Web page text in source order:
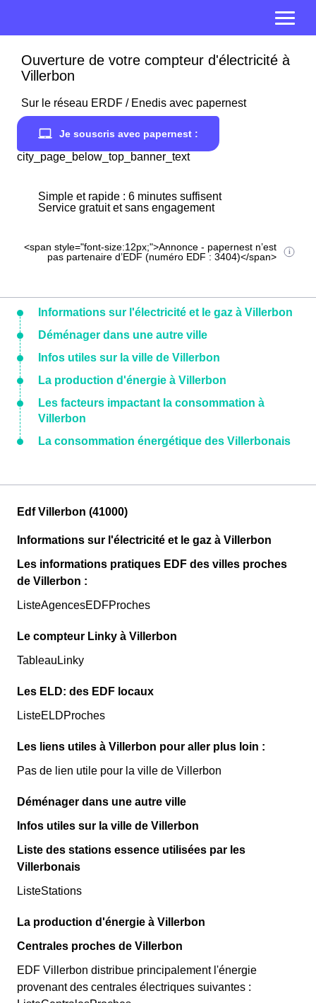
Ouverture de votre compteur d'électricité à
Villerbon
Sur le réseau ERDF / Enedis avec papernest
Je souscris avec papernest :
city_page_below_top_banner_text
Simple et rapide : 6 minutes suffisent
Service gratuit et sans engagement
<span style="font-size:12px;">Annonce - papernest n’est
pas partenaire d’EDF (numéro EDF : 3404)</span>
Informations sur l'électricité et le gaz à Villerbon
Déménager dans une autre ville
Infos utiles sur la ville de Villerbon
La production d'énergie à Villerbon
Les facteurs impactant la consommation à
Villerbon
La consommation énergétique des Villerbonais
Edf Villerbon (41000)
Informations sur l'électricité et le gaz à Villerbon
Les informations pratiques EDF des villes proches
de Villerbon :
ListeAgencesEDFProches
Le compteur Linky à Villerbon
TableauLinky
Les ELD: des EDF locaux
ListeELDProches
Les liens utiles à Villerbon pour aller plus loin :
Pas de lien utile pour la ville de Villerbon
Déménager dans une autre ville
Infos utiles sur la ville de Villerbon
Liste des stations essence utilisées par les
Villerbonais
ListeStations
La production d'énergie à Villerbon
Centrales proches de Villerbon
EDF Villerbon distribue principalement l'énergie
provenant des centrales électriques suivantes :